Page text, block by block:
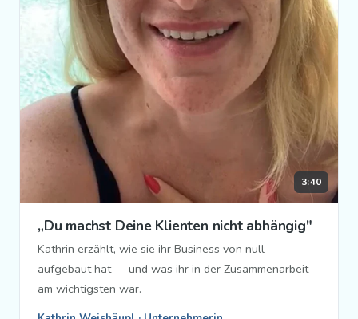
3:40
„Du machst Deine Klienten nicht abhängig"
Kathrin erzählt, wie sie ihr Business von null
aufgebaut hat — und was ihr in der Zusammenarbeit
am wichtigsten war.